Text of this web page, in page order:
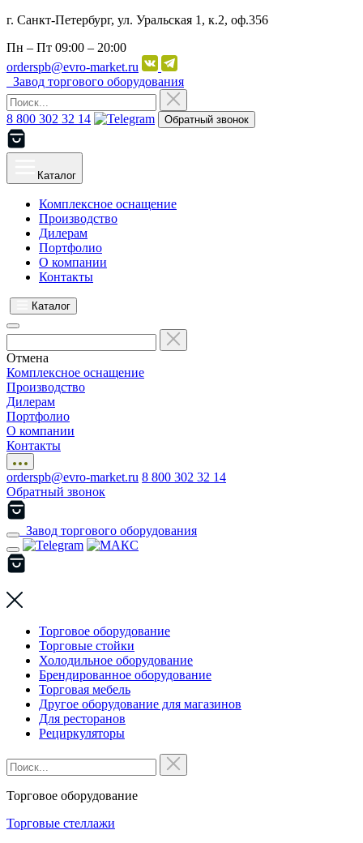
г. Санкт-Петербург, ул. Уральская 1, к.2, оф.356
Пн – Пт 09:00 – 20:00
orderspb@evro-market.ru
Завод торгового оборудования
8 800 302 32 14 Обратный звонок
Каталог
Комплексное оснащение
Производство
Дилерам
Портфолио
О компании
Контакты
Каталог
Отмена
Комплексное оснащение
Производство
Дилерам
Портфолио
О компании
Контакты
orderspb@evro-market.ru 8 800 302 32 14
Обратный звонок
Завод торгового оборудования
Торговое оборудование
Торговые стойки
Холодильное оборудование
Брендированное оборудование
Торговая мебель
Другое оборудование для магазинов
Для ресторанов
Рециркуляторы
Торговое оборудование
Торговые стеллажи